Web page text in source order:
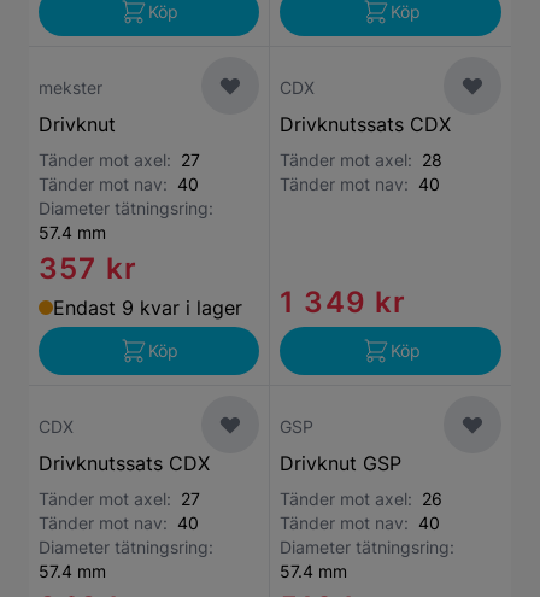
Köp Köp
mekster
Drivknut
Tänder mot axel: 27
Tänder mot nav: 40
Diameter tätningsring:
57.4 mm
357 kr
Endast 9 kvar i lager
Köp
CDX
Drivknutssats CDX
Tänder mot axel: 28
Tänder mot nav: 40
1 349 kr
Köp
CDX
Drivknutssats CDX
Tänder mot axel: 27
Tänder mot nav: 40
Diameter tätningsring:
57.4 mm
GSP
Drivknut GSP
Tänder mot axel: 26
Tänder mot nav: 40
Diameter tätningsring:
57.4 mm